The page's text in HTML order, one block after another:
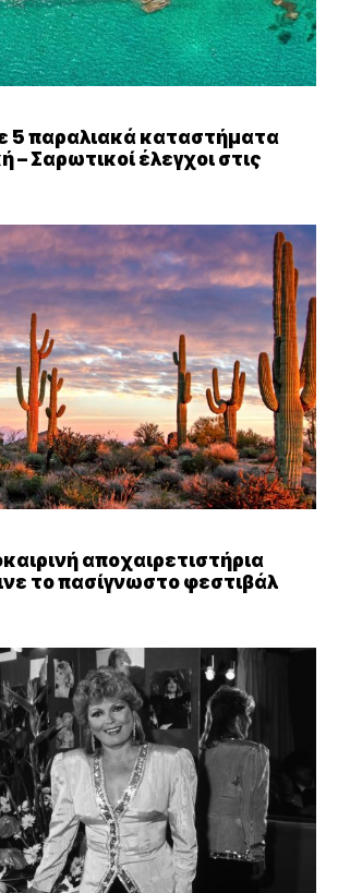
5 παραλιακά καταστήματα
– Σαρωτικοί έλεγχοι στις
αποχαιρετιστήρια
το πασίγνωστο φεστιβάλ